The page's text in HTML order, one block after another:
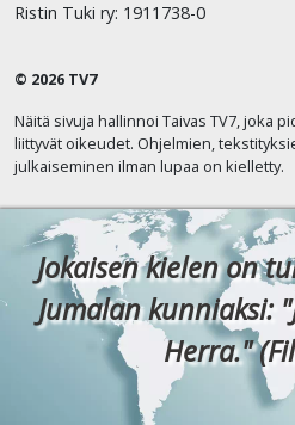
Ristin Tuki ry: 1911738-0
© 2026 TV7
Näitä sivuja hallinnoi Taivas TV7, joka
liittyvät oikeudet. Ohjelmien,
julkaiseminen ilman lupaa on kielletty.
Jokaisen kielen on
Jumalan kunniaksi:
Herra."